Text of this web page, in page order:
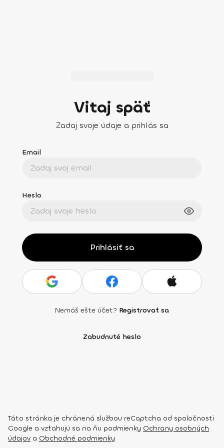
Vitaj späť
Zadaj svoje údaje a prihlás sa
Email
Heslo
Prihlásiť sa
Nemáš ešte účet? Registrovať sa
Zabudnuté heslo
Táto stránka je chránená službou reCaptcha od spoločnosti
Google a vzťahujú sa na ňu podmienky Ochrany osobných
údajov a Obchodné podmienky